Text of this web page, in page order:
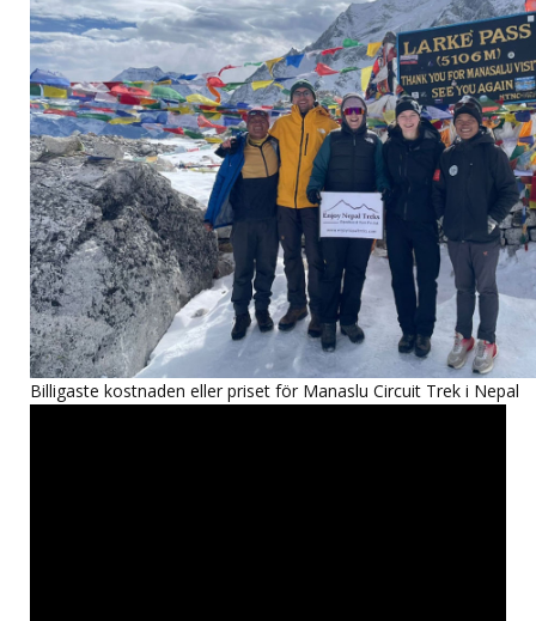
Billigaste kostnaden eller priset för Manaslu Circuit Trek i Nepal